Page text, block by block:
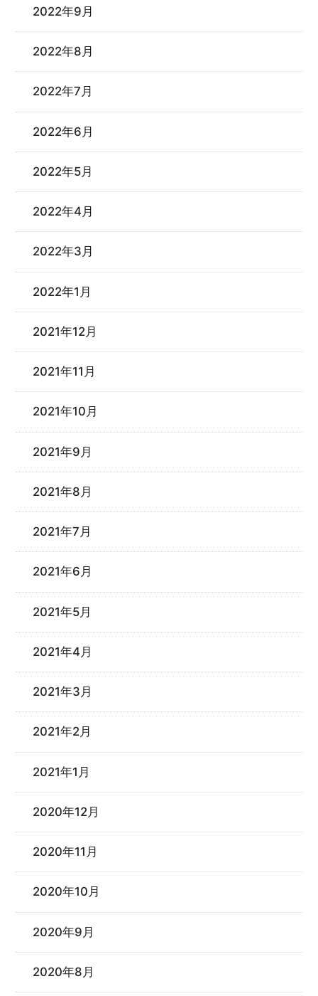
2022年9月
2022年8月
2022年7月
2022年6月
2022年5月
2022年4月
2022年3月
2022年1月
2021年12月
2021年11月
2021年10月
2021年9月
2021年8月
2021年7月
2021年6月
2021年5月
2021年4月
2021年3月
2021年2月
2021年1月
2020年12月
2020年11月
2020年10月
2020年9月
2020年8月